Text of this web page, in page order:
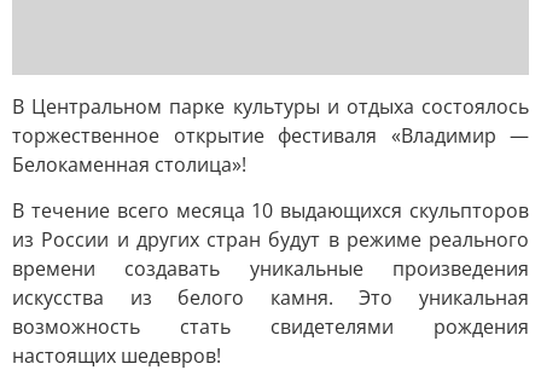
В Центральном парке культуры и отдыха состоялось
торжественное открытие фестиваля «Владимир —
Белокаменная столица»!
В течение всего месяца 10 выдающихся скульпторов
из России и других стран будут в режиме реального
времени создавать уникальные произведения
искусства из белого камня. Это уникальная
возможность стать свидетелями рождения
настоящих шедевров!